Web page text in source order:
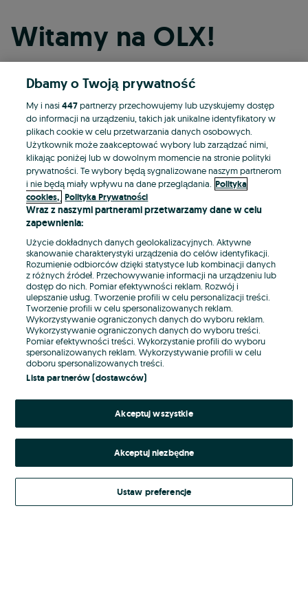
Witamy na OLX!
Kontynuuj przez Facebooka
Kontynuuj przez konto Apple
Kontynuuj przez konto Google
LUB
E-mail
Hasło
Nie pamiętasz hasła?
Zaloguj się
Kontynuując za pośrednictwem jednego z dostawców wskazanych powyżej,
Regulamin serwisuOLX.pl w jego aktualnym brzmieniu.
Dbamy o Twoją prywatność
My i nasi447partnerzy przechowujemy lub uzyskujemy dostęp
do informacji na urządzeniu, takich jak unikalne identyfikatory w
plikach cookie w celu przetwarzania danych osobowych.
Użytkownik może zaakceptować wybory lub zarządzać nimi,
klikając poniżej lub w dowolnym momencie na stronie polityki
prywatności. Te wybory będą sygnalizowane naszym partnerom
i nie będą miały wpływu na dane przeglądania. Polityka
cookies, Polityka Prywatności
Wraz z naszymi partnerami przetwarzamy dane w celu
zapewnienia:
Użycie dokładnych danych geolokalizacyjnych. Aktywne
skanowanie charakterystyki urządzenia do celów identyfikacji.
Rozumienie odbiorców dzięki statystyce lub kombinacji danych
z różnych źródeł. Przechowywanie informacji na urządzeniu lub
dostęp do nich. Pomiar efektywności reklam. Rozwój i
ulepszanie usług. Tworzenie profili w celu personalizacji treści.
Tworzenie profili w celu spersonalizowanych reklam.
Wykorzystywanie ograniczonych danych do wyboru reklam.
Wykorzystywanie ograniczonych danych do wyboru treści.
Pomiar efektywności treści. Wykorzystanie profili do wyboru
spersonalizowanych reklam. Wykorzystywanie profili w celu
doboru spersonalizowanych treści.
Lista partnerów (dostawców)
Akceptuj wszystkie
Akceptuj niezbędne
Ustaw preferencje